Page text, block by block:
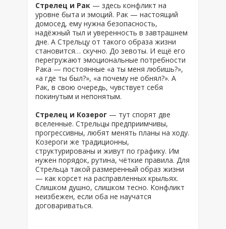
Стрелец и Рак — здесь конфликт на
уровне быта и эмоций. Рак — настоящий
домосед, ему нужна безопасность,
надёжный тыл и уверенность в завтрашнем
дне. А Стрельцу от такого образа жизни
становится… скучно. До зевоты. И ещё его
перегружают эмоциональные потребности
Рака — постоянные «а ты меня любишь?»,
«а где ты был?», «а почему не обнял?». А
Рак, в свою очередь, чувствует себя
покинутым и непонятым.
Стрелец и Козерог — тут спорят две
вселенные. Стрельцы предприимчивы,
прогрессивны, любят менять планы на ходу.
Козероги же традиционны,
структурированы и живут по графику. Им
нужен порядок, рутина, чёткие правила. Для
Стрельца такой размеренный образ жизни
— как корсет на расправленных крыльях.
Слишком душно, слишком тесно. Конфликт
неизбежен, если оба не научатся
договариваться.